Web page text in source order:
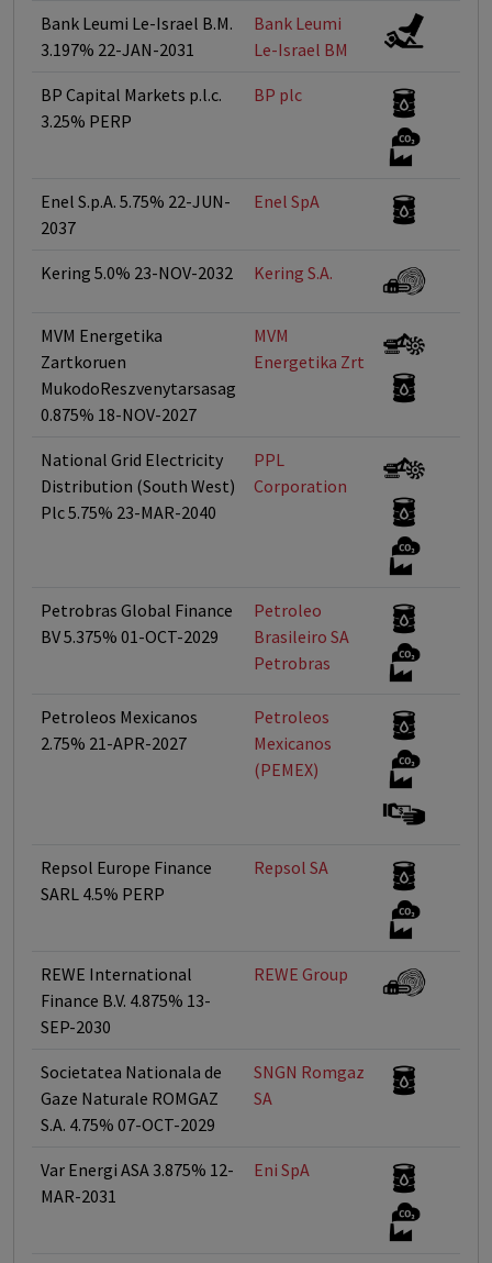
Bank Leumi Le-Israel B.M.
3.197% 22-JAN-2031
Bank Leumi
Le-Israel BM
BP Capital Markets p.l.c.
3.25% PERP
BP plc
Enel S.p.A. 5.75% 22-JUN-
2037
Enel SpA
Kering 5.0% 23-NOV-2032 Kering S.A.
MVM Energetika
Zartkoruen
MukodoReszvenytarsasag
0.875% 18-NOV-2027
MVM
Energetika Zrt
National Grid Electricity
Distribution (South West)
Plc 5.75% 23-MAR-2040
PPL
Corporation
Petrobras Global Finance
BV 5.375% 01-OCT-2029
Petroleo
Brasileiro SA 
Petrobras
Petroleos Mexicanos
2.75% 21-APR-2027
Petroleos
Mexicanos
(PEMEX)
Repsol Europe Finance
SARL 4.5% PERP
Repsol SA
REWE International
Finance B.V. 4.875% 13-
SEP-2030
REWE Group
Societatea Nationala de
Gaze Naturale ROMGAZ
S.A. 4.75% 07-OCT-2029
SNGN Romgaz
SA
Var Energi ASA 3.875% 12-
MAR-2031
Eni SpA